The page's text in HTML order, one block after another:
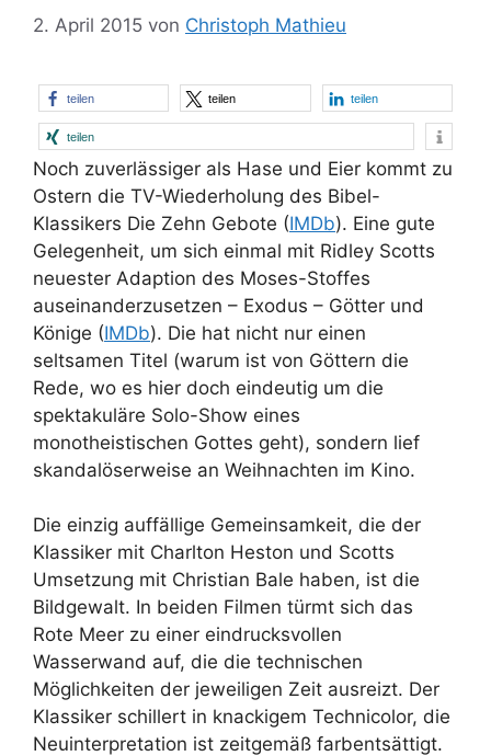
2. April 2015 von Christoph Mathieu
teilen teilen teilen
teilen
Noch zuverlässiger als Hase und Eier kommt zu
Ostern die TV-Wiederholung des Bibel-
Klassikers Die Zehn Gebote (IMDb). Eine gute
Gelegenheit, um sich einmal mit Ridley Scotts
neuester Adaption des Moses-Stoffes
auseinanderzusetzen – Exodus – Götter und
Könige (IMDb). Die hat nicht nur einen
seltsamen Titel (warum ist von Göttern die
Rede, wo es hier doch eindeutig um die
spektakuläre Solo-Show eines
monotheistischen Gottes geht), sondern lief
skandalöserweise an Weihnachten im Kino.
Die einzig auffällige Gemeinsamkeit, die der
Klassiker mit Charlton Heston und Scotts
Umsetzung mit Christian Bale haben, ist die
Bildgewalt. In beiden Filmen türmt sich das
Rote Meer zu einer eindrucksvollen
Wasserwand auf, die die technischen
Möglichkeiten der jeweiligen Zeit ausreizt. Der
Klassiker schillert in knackigem Technicolor, die
Neuinterpretation ist zeitgemäß farbentsättigt.